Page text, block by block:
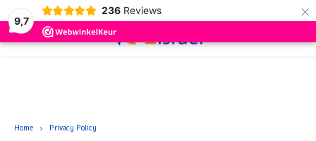
9,7
236 Reviews ×
Schoonheidsartikelen
Cadeau artikelen
0
Home Privacy Policy